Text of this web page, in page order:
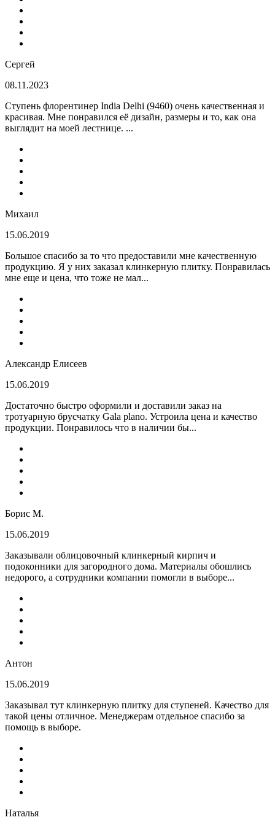
Сергей
08.11.2023
Ступень флорентинер India Delhi (9460) очень качественная и
красивая. Мне понравился её дизайн, размеры и то, как она
выглядит на моей лестнице. ...
Михаил
15.06.2019
Большое спасибо за то что предоставили мне качественную
продукцию. Я у них заказал клинкерную плитку. Понравилась
мне еще и цена, что тоже не мал...
Александр Елисеев
15.06.2019
Достаточно быстро оформили и доставили заказ на
тротуарную брусчатку Gala plano. Устроила цена и качество
продукции. Понравилось что в наличии бы...
Борис М.
15.06.2019
Заказывали облицовочный клинкерный кирпич и
подоконники для загородного дома. Материалы обошлись
недорого, а сотрудники компании помогли в выборе...
Антон
15.06.2019
Заказывал тут клинкерную плитку для ступеней. Качество для
такой цены отличное. Менеджерам отдельное спасибо за
помощь в выборе.
Наталья